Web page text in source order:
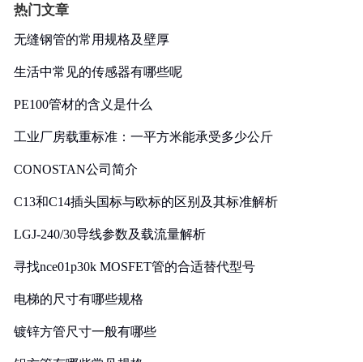
热门文章
无缝钢管的常用规格及壁厚
生活中常见的传感器有哪些呢
PE100管材的含义是什么
工业厂房载重标准：一平方米能承受多少公斤
CONOSTAN公司简介
C13和C14插头国标与欧标的区别及其标准解析
LGJ-240/30导线参数及载流量解析
寻找nce01p30k MOSFET管的合适替代型号
电梯的尺寸有哪些规格
镀锌方管尺寸一般有哪些